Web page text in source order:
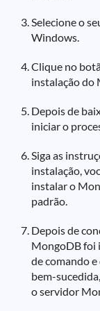
Selecione o
Windows.
Clique no
instalação do
Depois de
iniciar o
Siga as
instalação,
instalar o
padrão.
Depois de
MongoDB foi
de comando
bem-
o servidor